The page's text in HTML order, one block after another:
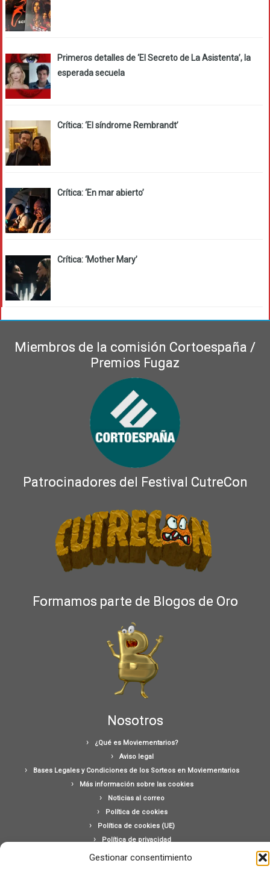
Gestionar consentimiento
Primeros detalles de ‘El Secreto de La Asistenta’, la
esperada secuela
Crítica: ‘El síndrome Rembrandt’
Crítica: ‘En mar abierto’
Crítica: ‘Mother Mary’
Miembros de la comisión Cortoespaña /
Premios Fugaz
Patrocinadores del Festival CutreCon
Formamos parte de Blogos de Oro
Nosotros
¿Qué es Moviementarios?
Aviso legal
Bases Legales y Condiciones de los Sorteos en Moviementarios
Más información sobre las cookies
Noticias al correo
Política de cookies
Política de cookies (UE)
Política de privacidad
Ponte en contacto con nosotros